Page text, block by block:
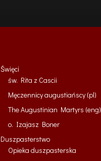
Święci
św. Rita z Cascii
Męczennicy augustiańscy (pl)
The Augustinian Martyrs (eng)
o. Izajasz Boner
Duszpasterstwo
Opieka duszpasterska